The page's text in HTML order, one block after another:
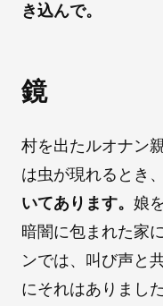
き込んで。
鏡
村を出たルオナン
は虫が現れるとき
いてあります。 娘
暗闇に包まれた家
ンでは、叫び声と
にそれはありまし